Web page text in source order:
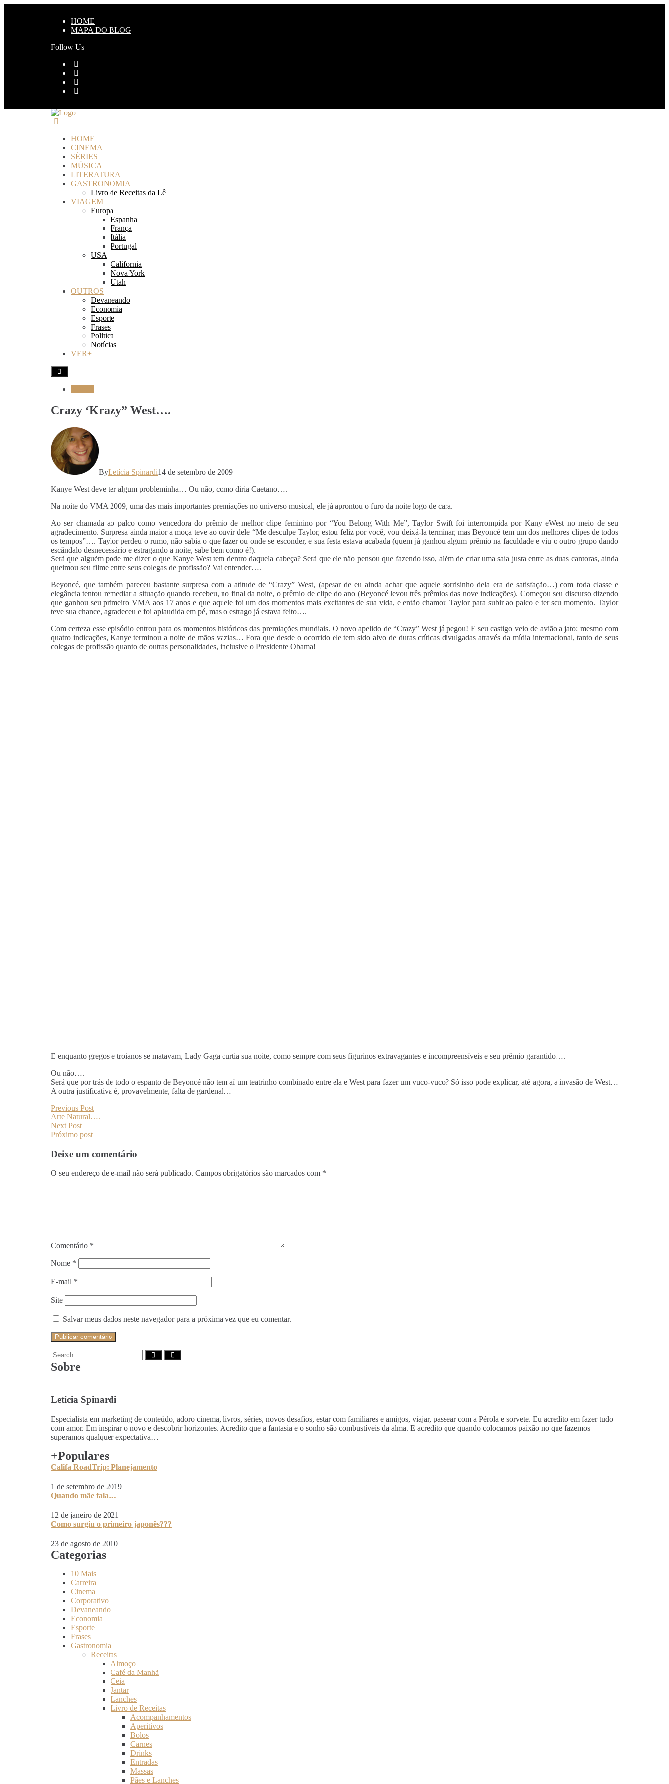
HOME
MAPA DO BLOG
Follow Us
HOME
CINEMA
SÉRIES
MÚSICA
LITERATURA
GASTRONOMIA
Livro de Receitas da Lê
VIAGEM
Europa
Espanha
França
Itália
Portugal
USA
California
Nova York
Utah
OUTROS
Devaneando
Economia
Esporte
Frases
Política
Notícias
VER+
Crazy ‘Krazy” West….
ByLetícia Spinardi14 de setembro de 2009
Kanye West deve ter algum probleminha… Ou não, como diria Caetano….
Na noite do VMA 2009, uma das mais importantes premiações no universo musical, ele já aprontou o furo da noite logo de cara.
Ao ser chamada ao palco como vencedora do prêmio de melhor clipe feminino por “You Belong With Me”, Taylor Swift foi interrompida por Kany eWest no meio de seu
agradecimento. Surpresa ainda maior a moça teve ao ouvir dele “Me desculpe Taylor, estou feliz por você, vou deixá-la terminar, mas Beyoncé tem um dos melhores clipes de todos
os tempos”…. Taylor perdeu o rumo, não sabia o que fazer ou onde se esconder, e sua festa estava acabada (quem já ganhou algum prêmio na faculdade e viu o outro grupo dando
escândalo desnecessário e estragando a noite, sabe bem como é!).
Será que alguém pode me dizer o que Kanye West tem dentro daquela cabeça? Será que ele não pensou que fazendo isso, além de criar uma saia justa entre as duas cantoras, ainda
queimou seu filme entre seus colegas de profissão? Vai entender….
Beyoncé, que também pareceu bastante surpresa com a atitude de “Crazy” West, (apesar de eu ainda achar que aquele sorrisinho dela era de satisfação…) com toda classe e
elegância tentou remediar a situação quando recebeu, no final da noite, o prêmio de clipe do ano (Beyoncé levou três prêmios das nove indicações). Começou seu discurso dizendo
que ganhou seu primeiro VMA aos 17 anos e que aquele foi um dos momentos mais excitantes de sua vida, e então chamou Taylor para subir ao palco e ter seu momento. Taylor
teve sua chance, agradeceu e foi aplaudida em pé, mas o estrago já estava feito….
Com certeza esse episódio entrou para os momentos históricos das premiações mundiais. O novo apelido de “Crazy” West já pegou! E seu castigo veio de avião a jato: mesmo com
quatro indicações, Kanye terminou a noite de mãos vazias… Fora que desde o ocorrido ele tem sido alvo de duras críticas divulgadas através da mídia internacional, tanto de seus
colegas de profissão quanto de outras personalidades, inclusive o Presidente Obama!
E enquanto gregos e troianos se matavam, Lady Gaga curtia sua noite, como sempre com seus figurinos extravagantes e incompreensíveis e seu prêmio garantido….
Ou não….
Será que por trás de todo o espanto de Beyoncé não tem aí um teatrinho combinado entre ela e West para fazer um vuco-vuco? Só isso pode explicar, até agora, a invasão de West…
A outra justificativa é, provavelmente, falta de gardenal…
Previous Post
Arte Natural….
Next Post
Próximo post
Deixe um comentário
O seu endereço de e-mail não será publicado. Campos obrigatórios são marcados com *
Comentário *
Nome *
E-mail *
Site
Salvar meus dados neste navegador para a próxima vez que eu comentar.
Sobre
Letícia Spinardi
Especialista em marketing de conteúdo, adoro cinema, livros, séries, novos desafios, estar com familiares e amigos, viajar, passear com a Pérola e sorvete. Eu acredito em fazer tudo
com amor. Em inspirar o novo e descobrir horizontes. Acredito que a fantasia e o sonho são combustíveis da alma. E acredito que quando colocamos paixão no que fazemos
superamos qualquer expectativa…
+Populares
Califa RoadTrip: Planejamento
1 de setembro de 2019
Quando mãe fala…
12 de janeiro de 2021
Como surgiu o primeiro japonês???
23 de agosto de 2010
Categorias
10 Mais
Carreira
Cinema
Corporativo
Devaneando
Economia
Esporte
Frases
Gastronomia
Receitas
Almoço
Café da Manhã
Ceia
Jantar
Lanches
Livro de Receitas
Acompanhamentos
Aperitivos
Bolos
Carnes
Drinks
Entradas
Massas
Pães e Lanches